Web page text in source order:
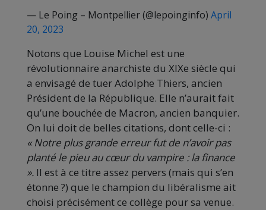
— Le Poing – Montpellier (@lepoinginfo) April
20, 2023
Notons que Louise Michel est une
révolutionnaire anarchiste du XIXe siècle qui
a envisagé de tuer Adolphe Thiers, ancien
Président de la République. Elle n’aurait fait
qu’une bouchée de Macron, ancien banquier.
On lui doit de belles citations, dont celle-ci :
« Notre plus grande erreur fut de n’avoir pas
planté le pieu au cœur du vampire : la finance
». Il est à ce titre assez pervers (mais qui s’en
étonne ?) que le champion du libéralisme ait
choisi précisément ce collège pour sa venue.